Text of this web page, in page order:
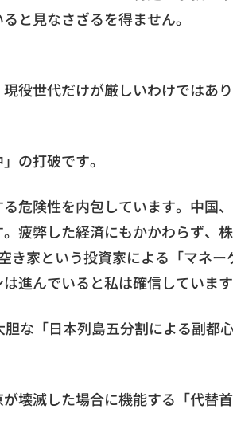
と見なさざるを得ません。
役世代だけが厳しいわけではあ
の打破です。
危険性を内包しています。中国
疲弊した経済にもかかわらず、
家という投資家による「マネー
進んでいると私は確信しています
な「日本列島五分割による副都
壊滅した場合に機能する「代替